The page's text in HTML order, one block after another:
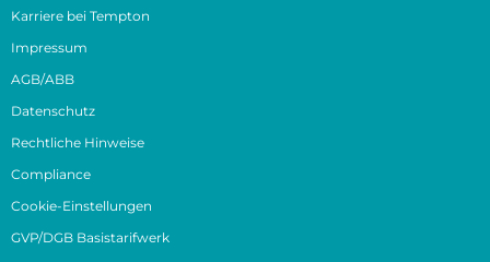
Karriere bei Tempton
Impressum
AGB/ABB
Datenschutz
Rechtliche Hinweise
Compliance
Cookie-Einstellungen
GVP/DGB Basistarifwerk